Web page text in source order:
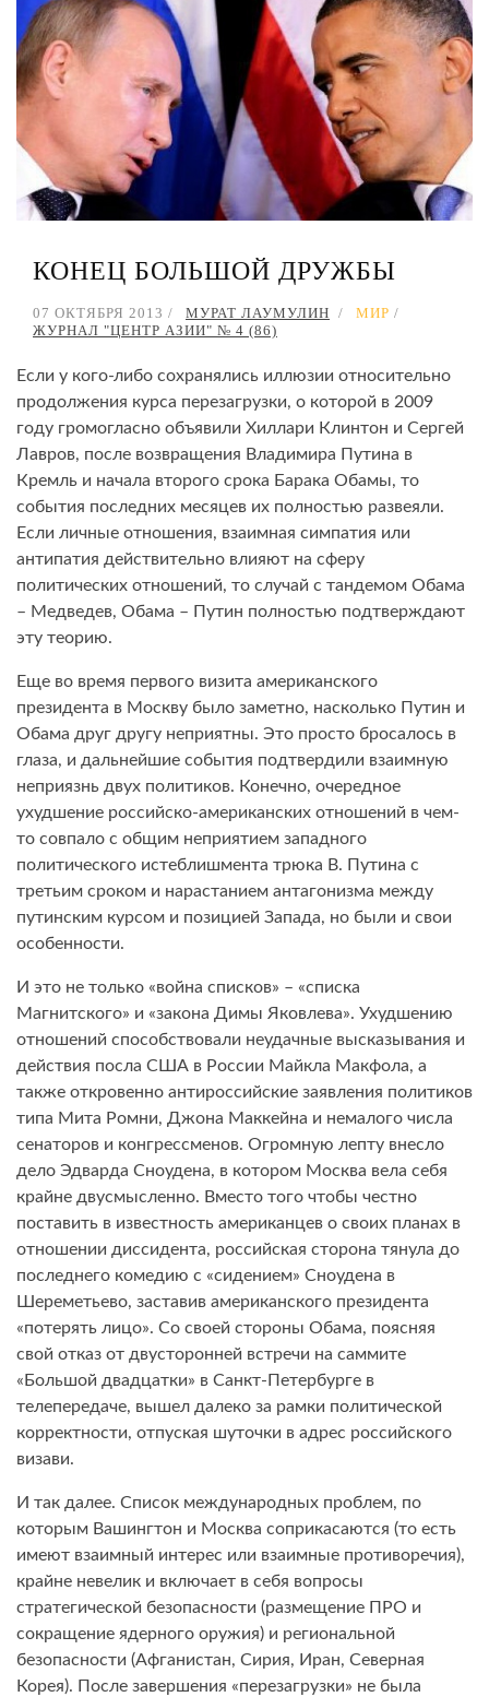
КОНЕЦ БОЛЬШОЙ ДРУЖБЫ
07 ОКТЯБРЯ 2013 МУРАТ ЛАУМУЛИН
МИР
ЖУРНАЛ "ЦЕНТР АЗИИ" № 4 (86)
Если у кого-либо сохранялись иллюзии относительно
продолжения курса перезагрузки, о которой в 2009
году громогласно объявили Хиллари Клинтон и Сергей
Лавров, после возвращения Владимира Путина в
Кремль и начала второго срока Барака Обамы, то
события последних месяцев их полностью развеяли.
Если личные отношения, взаимная симпатия или
антипатия действительно влияют на сферу
политических отношений, то случай с тандемом Обама
– Медведев, Обама – Путин полностью подтверждают
эту теорию.
Еще во время первого визита американского
президента в Москву было заметно, насколько Путин и
Обама друг другу неприятны. Это просто бросалось в
глаза, и дальнейшие события подтвердили взаимную
неприязнь двух политиков. Конечно, очередное
ухудшение российско-американских отношений в чем-
то совпало с общим неприятием западного
политического истеблишмента трюка В. Путина с
третьим сроком и нарастанием антагонизма между
путинским курсом и позицией Запада, но были и свои
особенности.
И это не только «война списков» – «списка
Магнитского» и «закона Димы Яковлева». Ухудшению
отношений способствовали неудачные высказывания и
действия посла США в России Майкла Макфола, а
также откровенно антироссийские заявления политиков
типа Мита Ромни, Джона Маккейна и немалого числа
сенаторов и конгрессменов. Огромную лепту внесло
дело Эдварда Сноудена, в котором Москва вела себя
крайне двусмысленно. Вместо того чтобы честно
поставить в известность американцев о своих планах в
отношении диссидента, российская сторона тянула до
последнего комедию с «сидением» Сноу­дена в
Шереметьево, заставив американского президента
«потерять лицо». Со своей стороны Обама, поясняя
свой отказ от двусторонней встречи на саммите
«Большой двадцатки» в Санкт-Петербурге в
телепередаче, вышел далеко за рамки политической
корректности, отпуская шуточки в адрес российского
визави.
И так далее. Список международных проблем, по
которым Вашингтон и Москва соприкасаются (то есть
имеют взаимный интерес или взаимные противоречия),
крайне невелик и включает в себя вопросы
стратегической безопасности (размещение ПРО и
сокращение ядерного оружия) и региональной
безопасности (Афганистан, Сирия, Иран, Северная
Корея). После завершения «перезагрузки» не была